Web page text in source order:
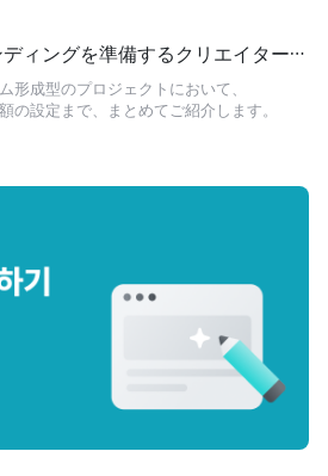
ィングを準備するクリエイターの
ド
形成型のプロジェクトにおいて、
の設定まで、まとめてご紹介します。